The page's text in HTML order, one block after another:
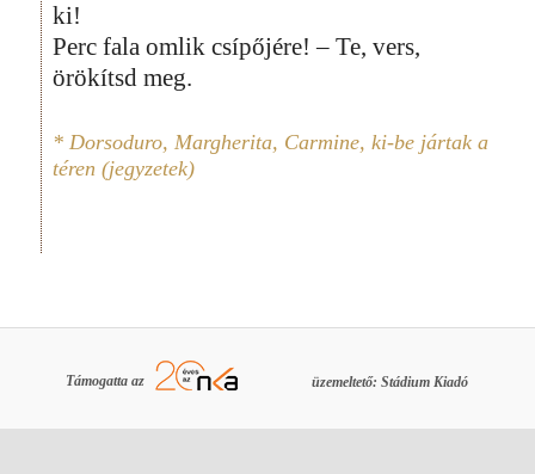
ki!
Perc fala omlik csípőjére! – Te, vers,
örökítsd meg.
* Dorsoduro, Margherita, Carmine, ki-be jártak a
téren (jegyzetek)
Támogatta az üzemeltető: Stádium Kiadó